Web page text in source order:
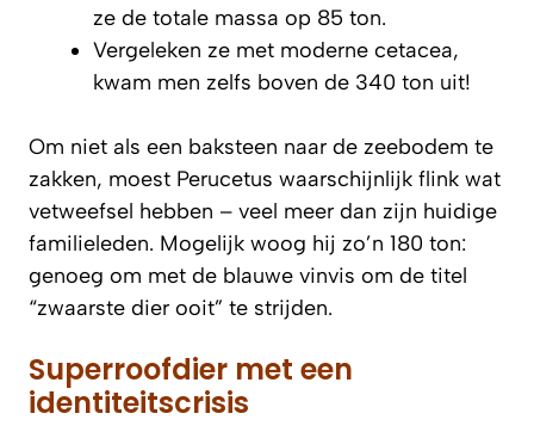
ze de totale massa op 85 ton.
Vergeleken ze met moderne cetacea,
kwam men zelfs boven de 340 ton uit!
Om niet als een baksteen naar de zeebodem te
zakken, moest Perucetus waarschijnlijk flink wat
vetweefsel hebben – veel meer dan zijn huidige
familieleden. Mogelijk woog hij zo’n 180 ton:
genoeg om met de blauwe vinvis om de titel
“zwaarste dier ooit” te strijden.
Superroofdier met een
identiteitscrisis